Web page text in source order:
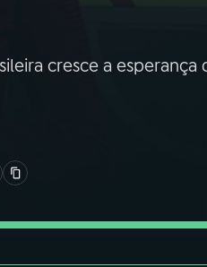
cresce a esperança